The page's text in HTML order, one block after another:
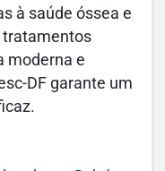
à saúde óssea e
tratamentos
moderna e
DF garante um